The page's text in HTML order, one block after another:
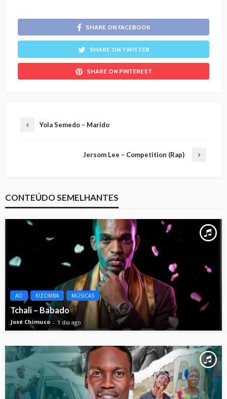
SHARE ON FACEBOOK
SHARE ON TWITTER
SHARE ON PINTEREST
Yola Semedo – Marido
Jersom Lee – Competition (Rap)
CONTEÚDO SEMELHANTES
AO KIZOMBA MÚSICAS
Tchali – Babado
José Chimuco 1 dia ago